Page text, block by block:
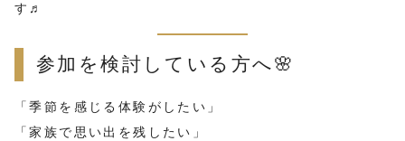
す♬
参加を検討している方へ🌸
「季節を感じる体験がしたい」
「家族で思い出を残したい」